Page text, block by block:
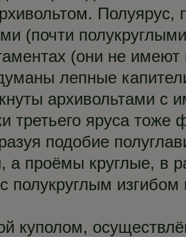
(почти
(они не имеют
лепные
архивольтами
третьего яруса
подобие
а проёмы круглые, в
куполом,